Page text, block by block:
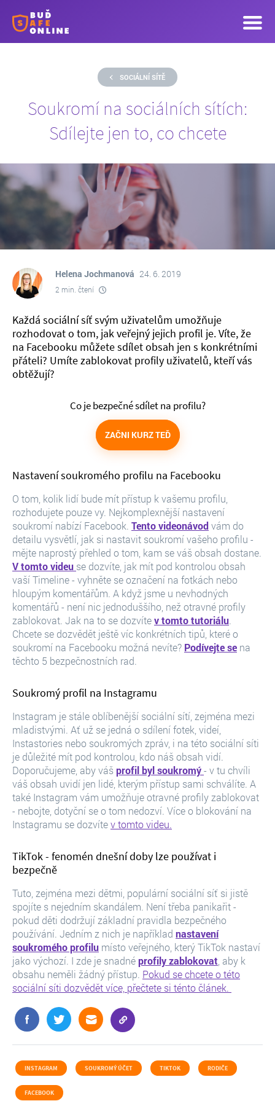
SOCIÁLNÍ SÍTĚ
Soukromí na sociálních sítích:
Sdílejte jen to, co chcete
Helena Jochmanová 24. 6. 2019
2 min. čtení
Každá sociální síť svým uživatelům umožňuje
rozhodovat o tom, jak veřejný jejich profil je. Víte, že
na Facebooku můžete sdílet obsah jen s konkrétními
přáteli? Umíte zablokovat profily uživatelů, kteří vás
obtěžují?
Co je bezpečné sdílet na profilu?
ZAČNI KURZ TEĎ
Nastavení soukromého profilu na Facebooku
O tom, kolik lidí bude mít přístup k vašemu profilu,
rozhodujete pouze vy. Nejkomplexnější nastavení
soukromí nabízí Facebook. Tento videonávodvám do
detailu vysvětlí, jak si nastavit soukromí vašeho profilu -
mějte naprostý přehled o tom, kam se váš obsah dostane.
V tomto videu se dozvíte, jak mít pod kontrolou obsah
vaší Timeline - vyhněte se označení na fotkách nebo
hloupým komentářům. A když jsme u nevhodných
komentářů - není nic jednoduššího, než otravné profily
zablokovat. Jak na to se dozvítev tomto tutoriálu.
Chcete se dozvědět ještě víc konkrétních tipů, které o
soukromí na Facebooku možná nevíte? Podívejte se na
těchto 5 bezpečnostních rad.
Soukromý profil na Instagramu
Instagram je stále oblíbenější sociální sítí, zejména mezi
mladistvými. Ať už se jedná o sdílení fotek, videí,
Instastories nebo soukromých zpráv, i na této sociální síti
je důležité mít pod kontrolou, kdo náš obsah vidí.
Doporučujeme, aby vášprofil byl soukromý- v tu chvíli
váš obsah uvidí jen lidé, kterým přístup sami schválíte. A
také Instagram vám umožňuje otravné profily zablokovat
- nebojte, dotyční se o tom nedozví. Více o blokování na
Instagramu se dozvítev tomto videu.
TikTok - fenomén dnešní doby lze používat i
bezpečně
Tuto, zejména mezi dětmi, populární sociální síť si jistě
spojíte s nejedním skandálem. Není třeba panikařit -
pokud děti dodržují základní pravidla bezpečného
používání. Jedním z nich je například nastavení
soukromého profilu místo veřejného, který TikTok nastaví
jako výchozí. I zde je snadnéprofily zablokovat , aby k
obsahu neměli žádný přístup. Pokud se chcete o této
sociální síti dozvědět více, přečtete si ténto článek.
INSTAGRAM SOUKROMÝ ÚČET TIKTOK RODIČE
FACEBOOK